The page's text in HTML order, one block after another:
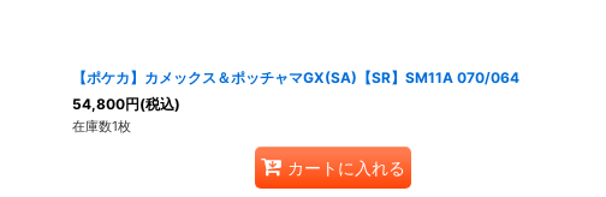
【ポケカ】カメックス＆ポッチャマGX(SA)【SR】SM11A 070/064
54,800円(税込)
在庫数1枚
カートに入れる